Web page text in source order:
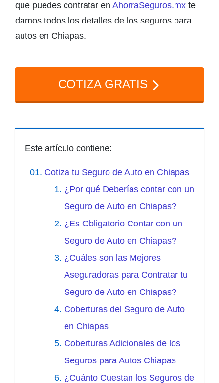
que puedes contratar en AhorraSeguros.mx te
damos todos los detalles de los seguros para
autos en Chiapas.
COTIZA GRATIS
Este artículo contiene:
Cotiza tu Seguro de Auto en Chiapas
¿Por qué Deberías contar con un
Seguro de Auto en Chiapas?
¿Es Obligatorio Contar con un
Seguro de Auto en Chiapas?
¿Cuáles son las Mejores
Aseguradoras para Contratar tu
Seguro de Auto en Chiapas?
Coberturas del Seguro de Auto
en Chiapas
Coberturas Adicionales de los
Seguros para Autos Chiapas
¿Cuánto Cuestan los Seguros de